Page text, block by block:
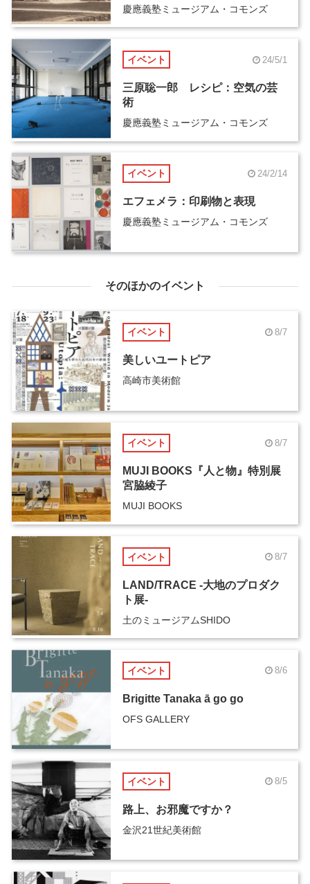
慶應義塾ミュージアム・コモンズ
イベント 24/5/1
三原聡一郎 レシピ：空気の芸
術
慶應義塾ミュージアム・コモンズ
イベント 24/2/14
エフェメラ：印刷物と表現
慶應義塾ミュージアム・コモンズ
そのほかのイベント
イベント 8/7
美しいユートピア
高崎市美術館
イベント 8/7
MUJI BOOKS『人と物』特別展
宮脇綾子
MUJI BOOKS
イベント 8/7
LAND/TRACE -大地のプロダク
ト展-
土のミュージアムSHIDO
イベント 8/6
Brigitte Tanaka ā go go
OFS GALLERY
イベント 8/5
路上、お邪魔ですか？
金沢21世紀美術館